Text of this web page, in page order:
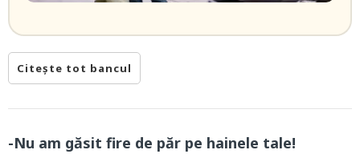
Citește tot bancul
-Nu am găsit fire de păr pe hainele tale!